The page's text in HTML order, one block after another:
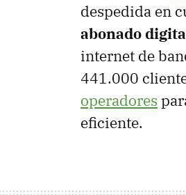
despedida en
abonado
internet de
441.000
operadores
eficiente.